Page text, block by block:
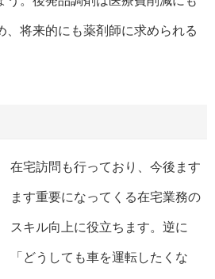
、将来的にも薬剤師に求められる
在宅訪問も行っており、今後ます
ます重要になってくる在宅業務の
スキル向上に役立ちます。逆に
「どうしても車を運転したくな